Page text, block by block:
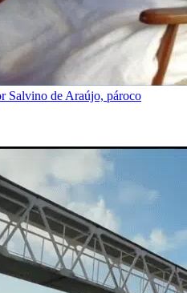
Salvino de Araújo, pároco